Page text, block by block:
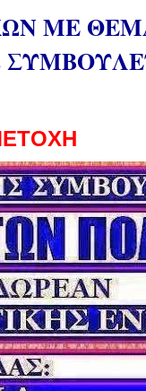
ΜΕ
ΤΟΧΗ